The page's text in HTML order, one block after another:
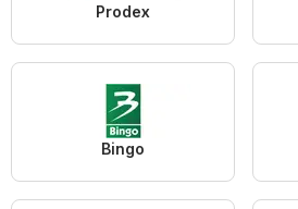
Prodex
Bingo